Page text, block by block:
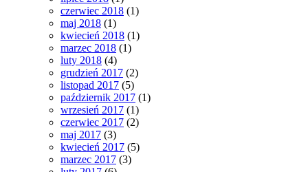
czerwiec 2018 (1)
maj 2018 (1)
kwiecień 2018 (1)
marzec 2018 (1)
luty 2018 (4)
grudzień 2017 (2)
listopad 2017 (5)
październik 2017 (1)
wrzesień 2017 (1)
czerwiec 2017 (2)
maj 2017 (3)
kwiecień 2017 (5)
marzec 2017 (3)